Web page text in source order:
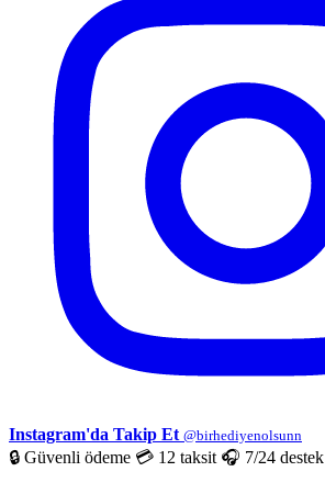
Instagram'da Takip Et @birhediyenolsunn
🔒 Güvenli ödeme 💳 12 taksit 🎧 7/24 destek